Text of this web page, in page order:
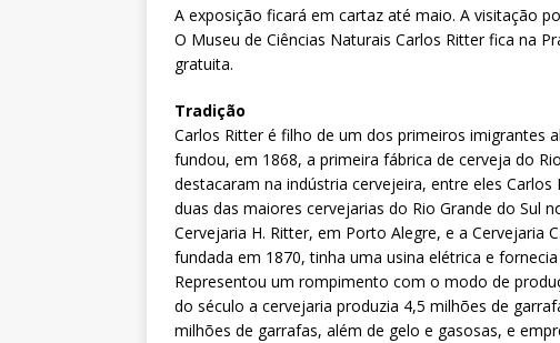
A exposição ficará em cartaz até maio. A visitação
O Museu de Ciências Naturais Carlos Ritter fica na
gratuita.
Tradição
Carlos Ritter é filho de um dos primeiros imigrantes
fundou, em 1868, a primeira fábrica de cerveja do
destacaram na indústria cervejeira, entre eles
duas das maiores cervejarias do Rio Grande do Sul
Cervejaria H. Ritter, em Porto Alegre, e a Cervejaria
fundada em 1870, tinha uma usina elétrica e
Representou um rompimento com o modo de
do século a cervejaria produzia 4,5 milhões de
milhões de garrafas, além de gelo e gasosas, e